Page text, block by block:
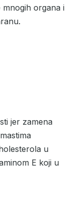
organa i
jer zamena
u
E koji u